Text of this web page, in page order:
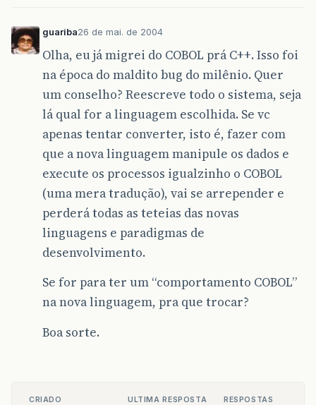
guariba26 de mai. de 2004
Olha, eu já migrei do COBOL prá C++. Isso foi
na época do maldito bug do milênio. Quer
um conselho? Reescreve todo o sistema, seja
lá qual for a linguagem escolhida. Se vc
apenas tentar converter, isto é, fazer com
que a nova linguagem manipule os dados e
execute os processos igualzinho o COBOL
(uma mera tradução), vai se arrepender e
perderá todas as teteias das novas
linguagens e paradigmas de
desenvolvimento.
Se for para ter um “comportamento COBOL”
na nova linguagem, pra que trocar?
Boa sorte.
CRIADO ULTIMA RESPOSTA RESPOSTAS